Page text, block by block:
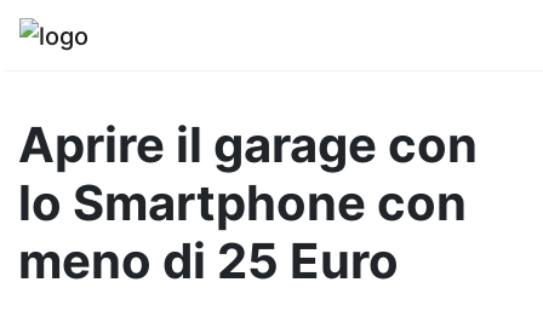
Aprire il garage con
lo Smartphone con
meno di 25 Euro